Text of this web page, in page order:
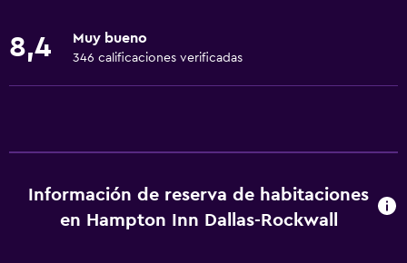
Para no fumadores
Comedor
Microondas
8,4 Muy bueno
346 calificaciones verificadas
Información de reserva de habitaciones
en Hampton Inn Dallas-Rockwall